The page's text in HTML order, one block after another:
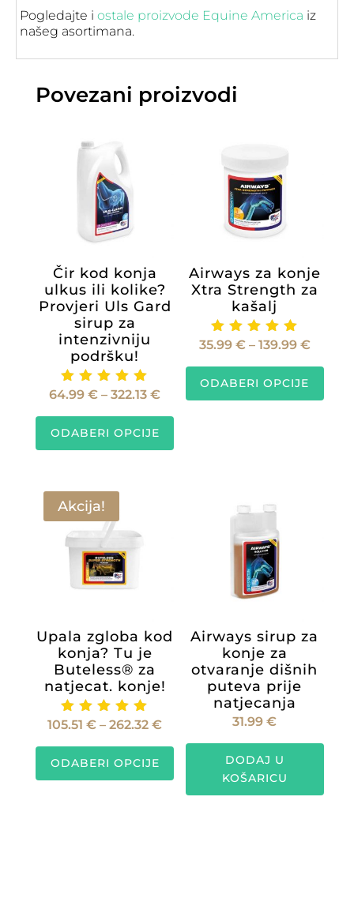
Pogledajte i ostale proizvode Equine America iz
našeg asortimana.
Povezani proizvodi
Čir kod konja
ulkus ili kolike?
Provjeri Uls Gard
sirup za
intenzivniju
podršku!
Ocijenje
5.00
od 5
64.99 € – 322.13 €Raspon
cijena:
64.99 €
ODABERI OPCIJE
proizvoda
Airways za konje
Xtra Strength za
kašalj
Ocijenje
5.00
od 5
35.99 € – 139.99 €
cijena:
35.99
ODABERI OPCIJE
Ovaj
Akcija!
Upala zgloba kod
konja? Tu je
Buteless® za
natjecat. konje!
Ocijenje
5.00
od 5
105.51 € – 262.32 €Raspon
cijena:
105.51 €
ODABERI OPCIJE
Ovaj
Airways sirup za
konje za
otvaranje dišnih
puteva prije
natjecanja
31.99€
DODAJ U
KOŠARICU